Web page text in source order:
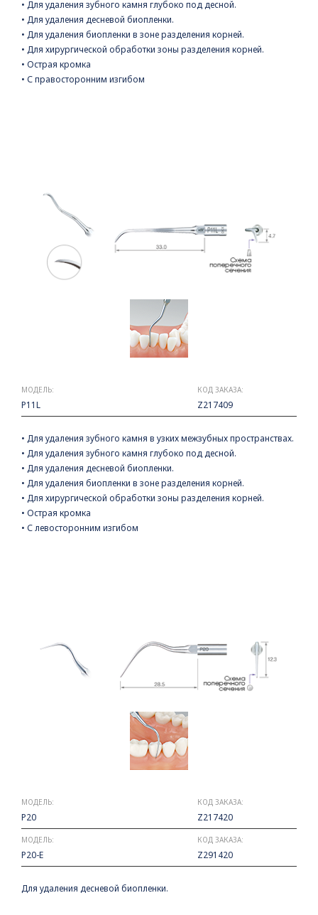
• Для удаления зубного камня глубоко под десной.
• Для удаления десневой биопленки.
• Для удаления биопленки в зоне разделения корней.
• Для хирургической обработки зоны разделения корней.
• Острая кромка
• С правосторонним изгибом
МОДЕЛЬ:
P11L
КОД ЗАКАЗА:
Z217409
• Для удаления зубного камня в узких межзубных пространствах.
• Для удаления зубного камня глубоко под десной.
• Для удаления десневой биопленки.
• Для удаления биопленки в зоне разделения корней.
• Для хирургической обработки зоны разделения корней.
• Острая кромка
• С левосторонним изгибом
МОДЕЛЬ:
P20
КОД ЗАКАЗА:
Z217420
МОДЕЛЬ:
P20-E
КОД ЗАКАЗА:
Z291420
Для удаления десневой биопленки.